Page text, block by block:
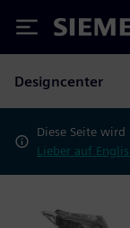
Siemens
Designcenter
Diese Seite
Lieber auf